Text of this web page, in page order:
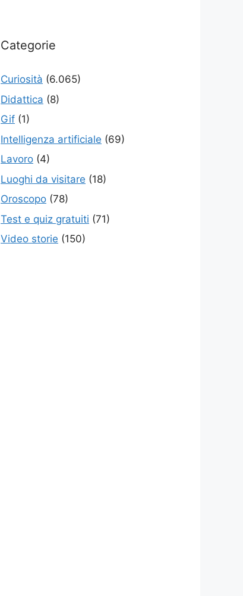
Categorie
Curiosità (6.065)
Didattica (8)
Gif (1)
Intelligenza artificiale (69)
Lavoro (4)
Luoghi da visitare (18)
Oroscopo (78)
Test e quiz gratuiti (71)
Video storie (150)